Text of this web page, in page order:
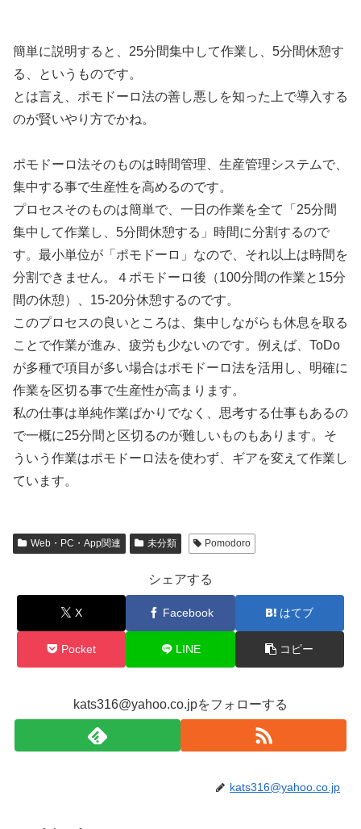
簡単に説明すると、25分間集中して作業し、5分間休憩す
る、というものです。
とは言え、ポモドーロ法の善し悪しを知った上で導入する
のが賢いやり方でかね。
ポモドーロ法そのものは時間管理、生産管理システムで、
集中する事で生産性を高めるのです。
プロセスそのものは簡単で、一日の作業を全て「25分間
集中して作業し、5分間休憩する」時間に分割するので
す。最小単位が「ポモドーロ」なので、それ以上は時間を
分割できません。４ポモドーロ後（100分間の作業と15分
間の休憩）、15-20分休憩するのです。
このプロセスの良いところは、集中しながらも休息を取る
ことで作業が進み、疲労も少ないのです。例えば、ToDo
が多種で項目が多い場合はポモドーロ法を活用し、明確に
作業を区切る事で生産性が高まります。
私の仕事は単純作業ばかりでなく、思考する仕事もあるの
で一概に25分間と区切るのが難しいものもあります。そ
ういう作業はポモドーロ法を使わず、ギアを変えて作業し
ています。
Web・PC・App関連 未分類 Pomodoro
シェアする
X Facebook はてブ
Pocket LINE コピー
kats316@yahoo.co.jpをフォローする
kats316@yahoo.co.jp